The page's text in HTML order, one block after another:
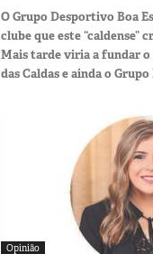
O Grupo Desportivo Boa
clube que este “caldense”
Mais tarde viria a fundar
das Caldas e ainda o
Opinião